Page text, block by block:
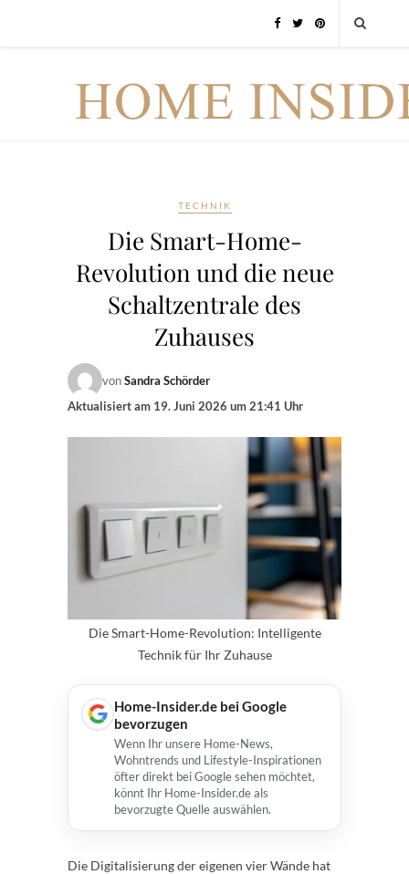
TECHNIK
Die Smart-Home-
Revolution und die neue
Schaltzentrale des
Zuhauses
vonSandra Schörder
Aktualisiert am 19. Juni 2026 um 21:41 Uhr
Die Smart-Home-Revolution: Intelligente
Technik für Ihr Zuhause
Home-Insider.de bei Google
bevorzugen
Wenn Ihr unsere Home-News,
Wohntrends und Lifestyle-Inspirationen
öfter direkt bei Google sehen möchtet,
könnt Ihr Home-Insider.de als
bevorzugte Quelle auswählen.
Die Digitalisierung der eigenen vier Wände hat